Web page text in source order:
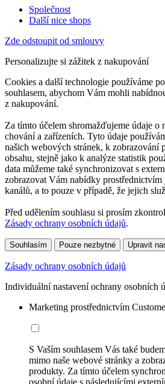
Společnost
Další nice shops
Zde odstoupit od smlouvy
Personalizujte si zážitek z nakupování
Cookies a další technologie používáme
souhlasem, abychom Vám mohli
z nakupování.
Za tímto účelem shromažďujeme údaje o
chování a zařízeních. Tyto údaje
našich webových stránek, k zobrazování
obsahu, stejně jako k analýze statistik
data můžeme také synchronizovat s
zobrazovat Vám nabídky
kanálů, a to pouze v případě, že jejich
Před udělením souhlasu si prosím
Zásady ochrany osobních údajů.
Souhlasím Pouze nezbytné Upravit
Zásady ochrany osobních údajů
Individuální nastavení ochrany osobních
Marketing prostřednictvím
S Vaším souhlasem Vás také
mimo naše webové stránky a
produkty. Za tímto účelem